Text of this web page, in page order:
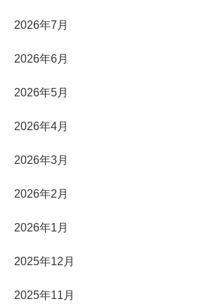
2026年7月
2026年6月
2026年5月
2026年4月
2026年3月
2026年2月
2026年1月
2025年12月
2025年11月